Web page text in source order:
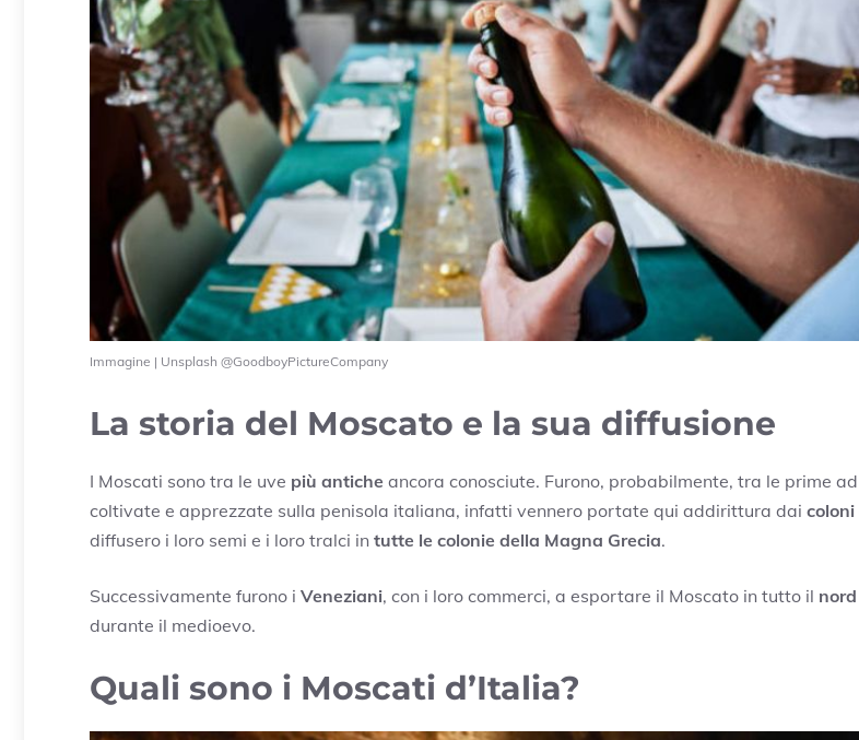
Immagine | Unsplash @GoodboyPictureCompany
La storia del Moscato e la sua diffusione
I Moscati sono tra le uve più antiche ancora conosciute. Furono, probabilmente, tra le prime
coltivate e apprezzate sulla penisola italiana, infatti vennero portate qui addirittura dai coloni
diffusero i loro semi e i loro tralci in tutte le colonie della Magna Grecia.
Successivamente furono i Veneziani, con i loro commerci, a esportare il Moscato in tutto il
durante il medioevo.
Quali sono i Moscati d’Italia?